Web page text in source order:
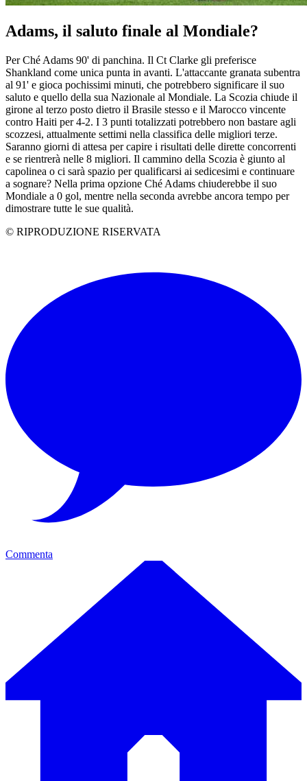
Adams, il saluto finale al Mondiale?
Per Ché Adams 90' di panchina. Il Ct Clarke gli preferisce
Shankland come unica punta in avanti. L'attaccante granata subentra
al 91' e gioca pochissimi minuti, che potrebbero significare il suo
saluto e quello della sua Nazionale al Mondiale. La Scozia chiude il
girone al terzo posto dietro il Brasile stesso e il Marocco vincente
contro Haiti per 4-2. I 3 punti totalizzati potrebbero non bastare agli
scozzesi, attualmente settimi nella classifica delle migliori terze.
Saranno giorni di attesa per capire i risultati delle dirette concorrenti
e se rientrerà nelle 8 migliori. Il cammino della Scozia è giunto al
capolinea o ci sarà spazio per qualificarsi ai sedicesimi e continuare
a sognare? Nella prima opzione Ché Adams chiuderebbe il suo
Mondiale a 0 gol, mentre nella seconda avrebbe ancora tempo per
dimostrare tutte le sue qualità.
© RIPRODUZIONE RISERVATA
Commenta